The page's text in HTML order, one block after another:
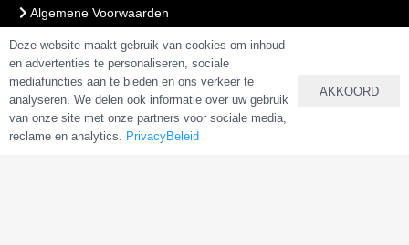
Algemene Voorwaarden
Voorwaarden Webshop
PrivacyBeleid
VEILIG BETALEN & BESTELLEN
Deze website maakt gebruik van cookies om inhoud
en advertenties te personaliseren, sociale
mediafuncties aan te bieden en ons verkeer te
analyseren. We delen ook informatie over uw gebruik
van onze site met onze partners voor sociale media,
reclame en analytics. PrivacyBeleid
AKKOORD